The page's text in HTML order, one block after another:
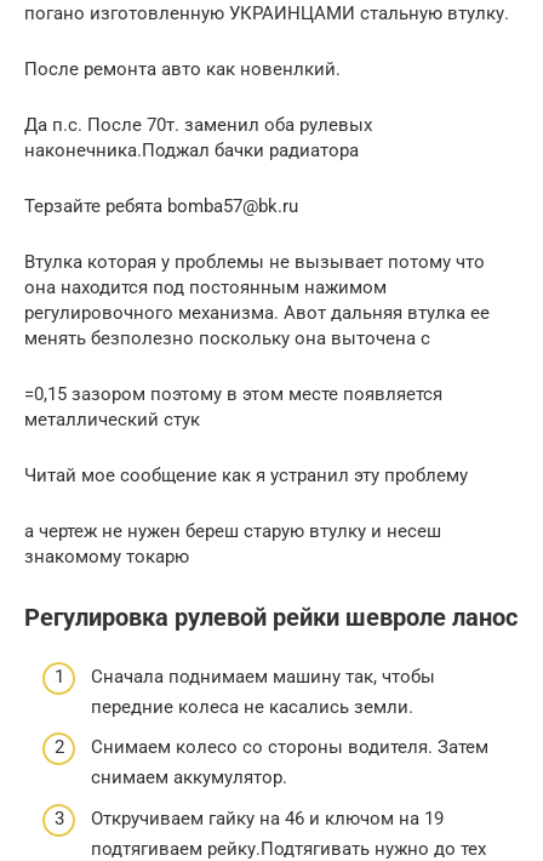
погано изготовленную УКРАИНЦАМИ стальную втулку.
После ремонта авто как новенлкий.
Да п.с. После 70т. заменил оба рулевых
наконечника.Поджал бачки радиатора
Терзайте ребята bomba57@bk.ru
Втулка которая у проблемы не вызывает потому что
она находится под постоянным нажимом
регулировочного механизма. Авот дальняя втулка ее
менять безполезно поскольку она выточена с
=0,15 зазором поэтому в этом месте появляется
металлический стук
Читай мое сообщение как я устранил эту проблему
а чертеж не нужен береш старую втулку и несеш
знакомому токарю
Регулировка рулевой рейки шевроле ланос
Сначала поднимаем машину так, чтобы
передние колеса не касались земли.
Снимаем колесо со стороны водителя. Затем
снимаем аккумулятор.
Откручиваем гайку на 46 и ключом на 19
подтягиваем рейку.Подтягивать нужно до тех